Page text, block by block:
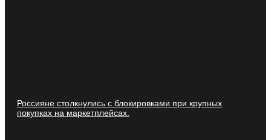
Россияне столкнулись с блокировками при крупных
покупках на маркетплейсах.